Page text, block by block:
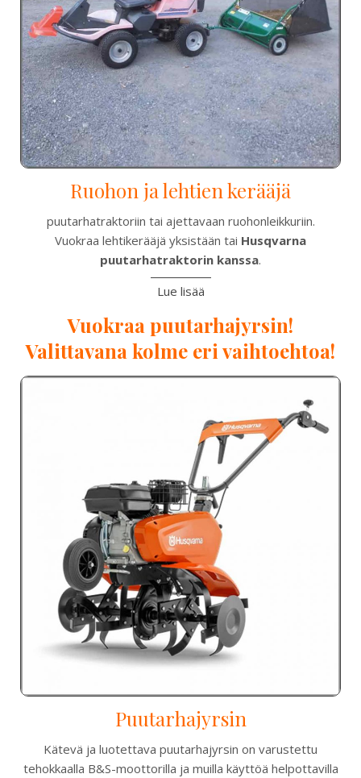
Ruohon ja lehtien kerääjä
puutarhatraktoriin tai ajettavaan ruohonleikkuriin.
Vuokraa lehtikerääjä yksistään tai Husqvarna
puutarhatraktorin kanssa.
Lue lisää
Vuokraa puutarhajyrsin!
Valittavana kolme eri vaihtoehtoa!
Puutarhajyrsin
Kätevä ja luotettava puutarhajyrsin on varustettu
tehokkaalla B&S-moottorilla ja muilla käyttöä helpottavilla